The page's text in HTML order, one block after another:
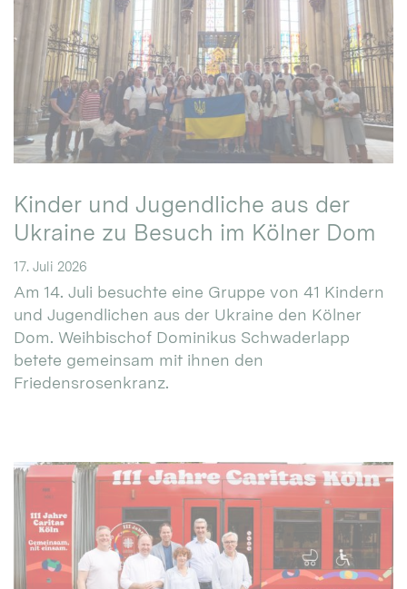
Kinder und Jugendliche aus der
Ukraine zu Besuch im Kölner Dom
17. Juli 2026
Am 14. Juli besuchte eine Gruppe von 41 Kindern
und Jugendlichen aus der Ukraine den Kölner
Dom. Weihbischof Dominikus Schwaderlapp
betete gemeinsam mit ihnen den
Friedensrosenkranz.